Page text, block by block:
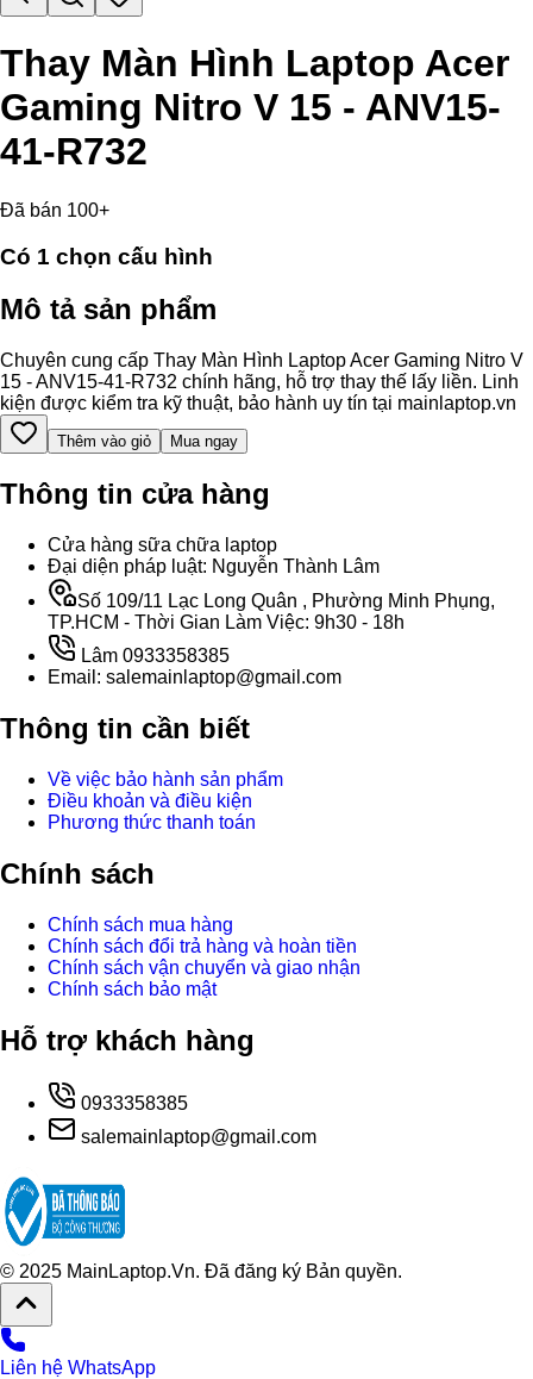
Thay Màn Hình Laptop Acer
Gaming Nitro V 15 - ANV15-
41-R732
Đã bán 100+
Có 1 chọn cấu hình
Mô tả sản phẩm
Chuyên cung cấp Thay Màn Hình Laptop Acer Gaming Nitro V
15 - ANV15-41-R732 chính hãng, hỗ trợ thay thế lấy liền. Linh
kiện được kiểm tra kỹ thuật, bảo hành uy tín tại mainlaptop.vn
Thêm vào giỏ Mua ngay
Thông tin cửa hàng
Cửa hàng sữa chữa laptop
Đại diện pháp luật: Nguyễn Thành Lâm
Số 109/11 Lạc Long Quân , Phường Minh Phụng,
TP.HCM - Thời Gian Làm Việc: 9h30 - 18h
Lâm 0933358385
Email: salemainlaptop@gmail.com
Thông tin cần biết
Về việc bảo hành sản phẩm
Điều khoản và điều kiện
Phương thức thanh toán
Chính sách
Chính sách mua hàng
Chính sách đổi trả hàng và hoàn tiền
Chính sách vận chuyển và giao nhận
Chính sách bảo mật
Hỗ trợ khách hàng
0933358385
salemainlaptop@gmail.com
© 2025 MainLaptop.Vn. Đã đăng ký Bản quyền.
Liên hệ WhatsApp